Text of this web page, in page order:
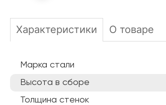
Характеристики О товаре
Марка стали
Высота в сборе
Толщина стенок